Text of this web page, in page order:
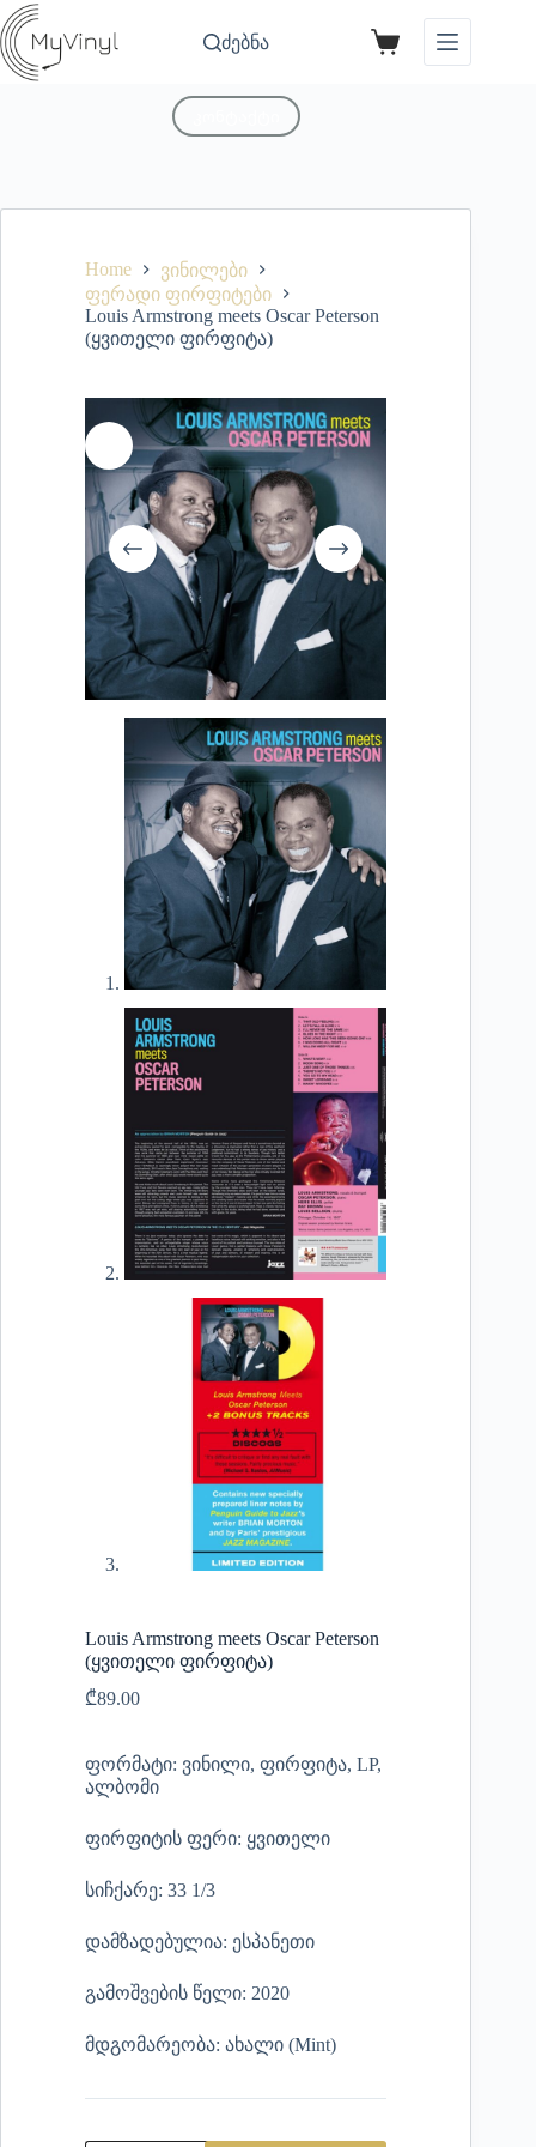
ძებნა
Home
ვინილები
ფერადი ფირფიტები
Louis Armstrong meets Oscar Peterson
(ყვითელი ფირფიტა)
Louis Armstrong meets Oscar Peterson
(ყვითელი ფირფიტა)
₾89.00
ფორმატი: ვინილი, ფირფიტა, LP,
ალბომი
ფირფიტის ფერი: ყვითელი
სიჩქარე: 33 1/3
დამზადებულია: ესპანეთი
გამოშვების წელი: 2020
მდგომარეობა: ახალი (Mint)